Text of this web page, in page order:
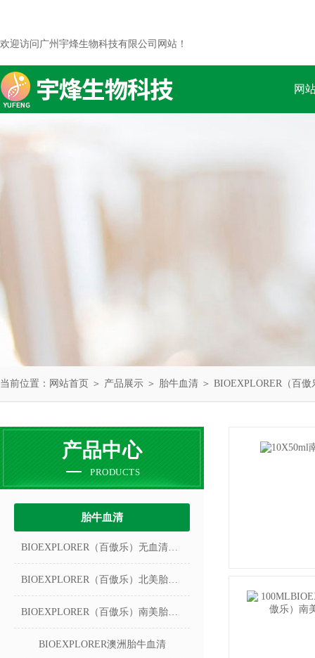
欢迎访问广州宇烽生物科技有限公司网站！
网
当前位置： 网站首页 ＞ 产品展示 ＞ 胎牛血清 ＞ BIOEXPLORER（百
产品中心
PRODUCTS
胎牛血清
BIOEXPLORER（百傲乐）无血清冻存液
BIOEXPLORER（百傲乐）北美胎牛血清
BIOEXPLORER（百傲乐）南美胎牛血清
BIOEXPLORER澳洲胎牛血清